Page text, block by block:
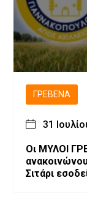
ΓΡΕΒΕΝΆ
31
Οι ΜΥΛΟΙ
Σιτάρι